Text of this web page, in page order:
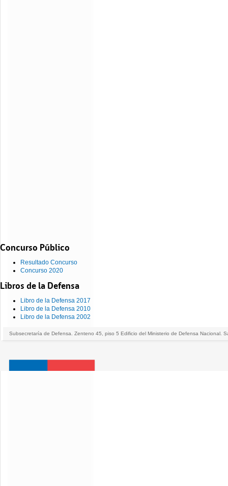
Concurso Público
Resultado Concurso
Concurso 2020
Libros de la Defensa
Libro de la Defensa 2017
Libro de la Defensa 2010
Libro de la Defensa 2002
Subsecretaría de Defensa. Zenteno 45, piso 5 Edificio del Ministerio de Defensa Nacional.